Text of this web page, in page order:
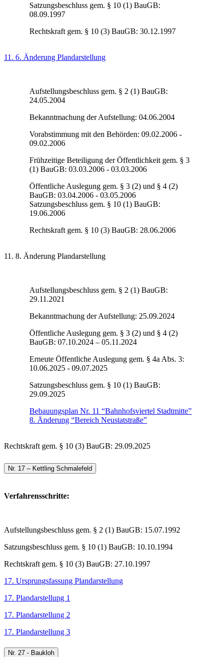
Satzungsbeschluss gem. § 10 (1) BauGB:
08.09.1997
Rechtskraft gem. § 10 (3) BauGB: 30.12.1997
11. 6. Änderung Plandarstellung
Aufstellungsbeschluss gem. § 2 (1) BauGB:
24.05.2004
Bekanntmachung der Aufstellung: 04.06.2004
Vorabstimmung mit den Behörden: 09.02.2006 -
09.02.2006
Frühzeitige Beteiligung der Öffentlichkeit gem. § 3
(1) BauGB: 03.03.2006 - 03.03.2006
Öffentliche Auslegung gem. § 3 (2) und § 4 (2)
BauGB: 03.04.2006 - 03.05.2006
Satzungsbeschluss gem. § 10 (1) BauGB:
19.06.2006
Rechtskraft gem. § 10 (3) BauGB: 28.06.2006
11. 8. Änderung Plandarstellung
Aufstellungsbeschluss gem. § 2 (1) BauGB:
29.11.2021
Bekanntmachung der Aufstellung: 25.09.2024
Öffentliche Auslegung gem. § 3 (2) und § 4 (2)
BauGB: 07.10.2024 – 05.11.2024
Erneute Öffentliche Auslegung gem. § 4a Abs. 3:
10.06.2025 - 09.07.2025
Satzungsbeschluss gem. § 10 (1) BauGB:
29.09.2025
Bebauungsplan Nr. 11 “Bahnhofsviertel Stadtmitte”
8. Änderung “Bereich Neustatstraße”
Rechtskraft gem. § 10 (3) BauGB: 29.09.2025
Nr. 17 – Kettling Schmalefeld
Verfahrensschritte:
Aufstellungsbeschluss gem. § 2 (1) BauGB: 15.07.1992
Satzungsbeschluss gem. § 10 (1) BauGB: 10.10.1994
Rechtskraft gem. § 10 (3) BauGB: 27.10.1997
17. Ursprungsfassung Plandarstellung
17. Plandarstellung 1
17. Plandarstellung 2
17. Plandarstellung 3
Nr. 27 - Baukloh